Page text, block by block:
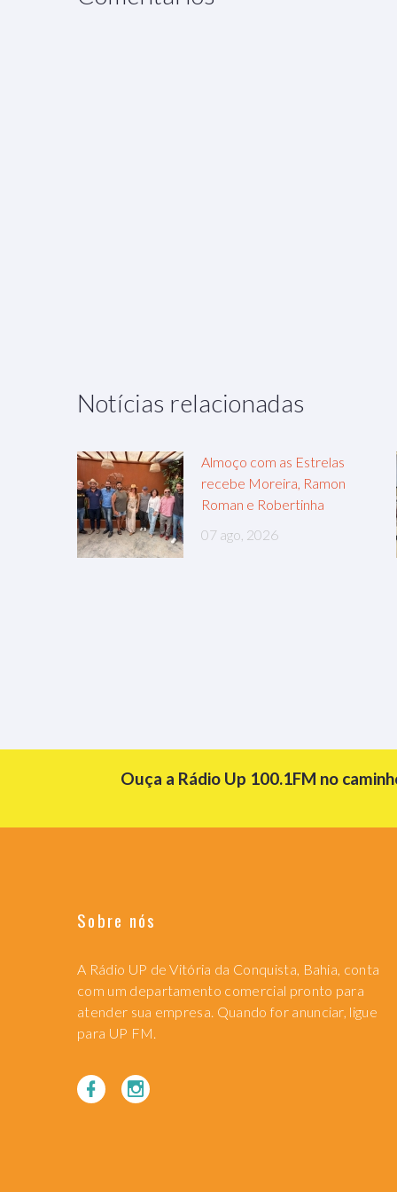
Notícias relacionadas
Almoço com as Estrelas
recebe Moreira, Ramon
Roman e Robertinha
07 ago, 2026
Ouça a Rádio Up 100.1FM no
Sobre nós
A Rádio UP de Vitória da Conquista, Bahia, conta
com um departamento comercial pronto para
atender sua empresa. Quando for anunciar, ligue
para UP FM.